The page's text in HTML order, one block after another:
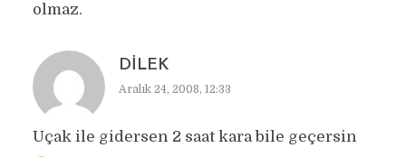
olmaz.
DILEK
Aralık 24, 2008, 12:33
Uçak ile gidersen 2 saat kara bile geçersin